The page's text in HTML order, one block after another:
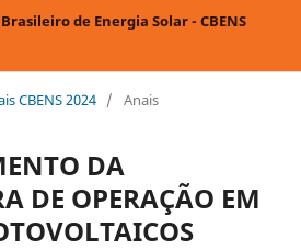
de Energia Solar - CBENS
CBENS 2024 / Anais
DA
DE OPERAÇÃO EM